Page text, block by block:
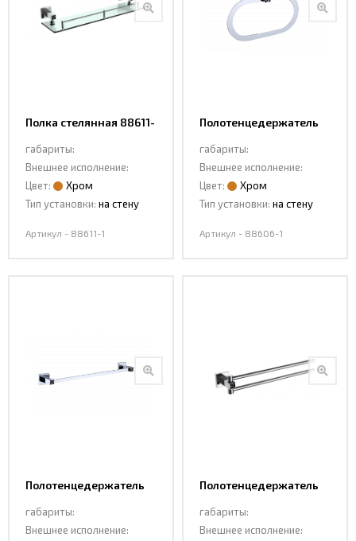
Полка стелянная 88611-
габариты:
Внешнее исполнение:
Цвет:
Хром
Тип установки: на стену
Артикул - 88611-1
Полотенцедержатель
габариты:
Внешнее исполнение:
Цвет:
Хром
Тип установки: на стену
Артикул - 88606-1
Полотенцедержатель
габариты:
Внешнее исполнение:
Полотенцедержатель
габариты:
Внешнее исполнение: